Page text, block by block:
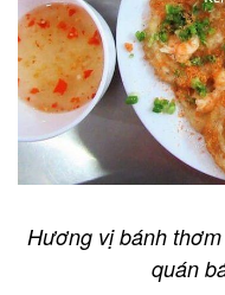
Hương vị bánh
quán